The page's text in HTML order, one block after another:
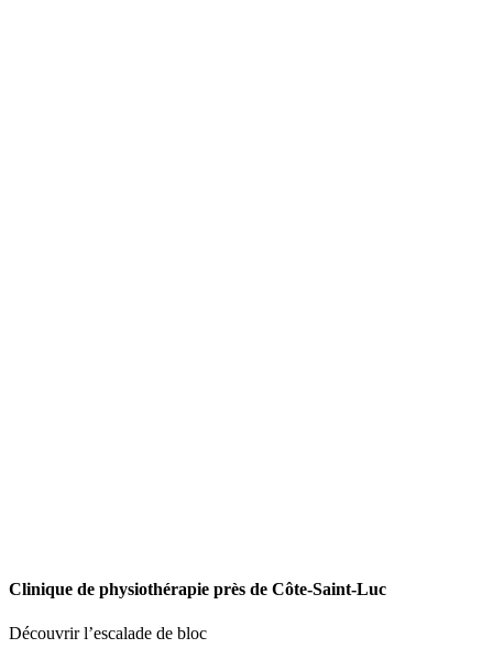
Clinique de physiothérapie près de Côte-Saint-Luc
Découvrir l’escalade de bloc